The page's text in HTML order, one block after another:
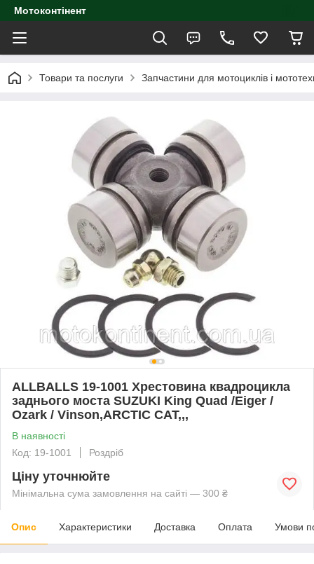
Мотоконтінент
Товари та послуги Запчастини для мотоциклів і
ALLBALLS 19-1001 Хрестовина квадроцикла
заднього моста SUZUKI King Quad /Eiger /
Ozark / Vinson,ARCTIC CAT,,,
В наявності
Код: 19-1001
Роздріб
Ціну уточнюйте
Мінімальна сума замовлення на сайті — 300 ₴
Опис Характеристики Доставка Оплата Умови